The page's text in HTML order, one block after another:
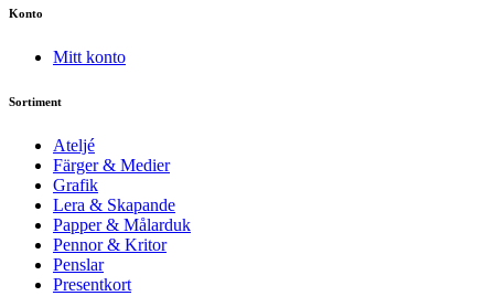
Konto
Mitt konto
Sortiment
Ateljé
Färger & Medier
Grafik
Lera & Skapande
Papper & Målarduk
Pennor & Kritor
Penslar
Presentkort